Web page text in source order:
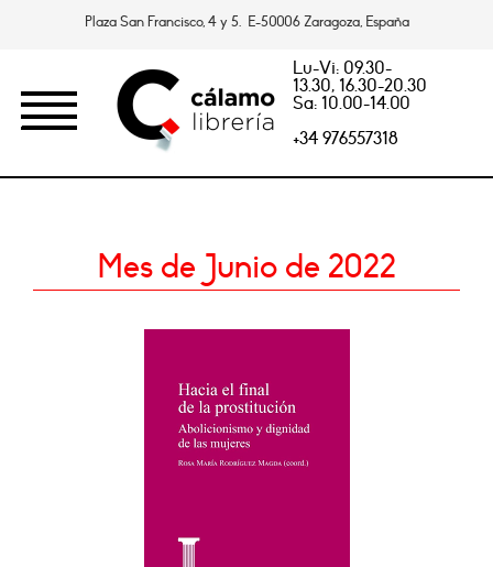
Plaza San Francisco, 4 y 5. E-50006 Zaragoza, España
Lu-Vi: 09.30-
13.30, 16.30-20.30
Sa: 10.00-14.00
+34 976557318
Mes de Junio de 2022